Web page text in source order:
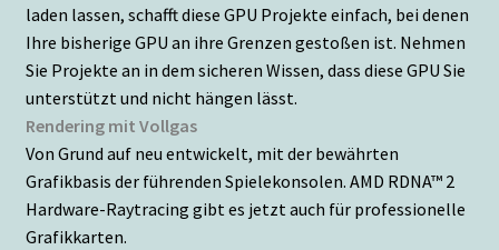
laden lassen, schafft diese GPU Projekte einfach, bei denen
Ihre bisherige GPU an ihre Grenzen gestoßen ist. Nehmen
Sie Projekte an in dem sicheren Wissen, dass diese GPU Sie
unterstützt und nicht hängen lässt.
Rendering mit Vollgas
Von Grund auf neu entwickelt, mit der bewährten
Grafikbasis der führenden Spielekonsolen. AMD RDNA™ 2
Hardware-Raytracing gibt es jetzt auch für professionelle
Grafikkarten.